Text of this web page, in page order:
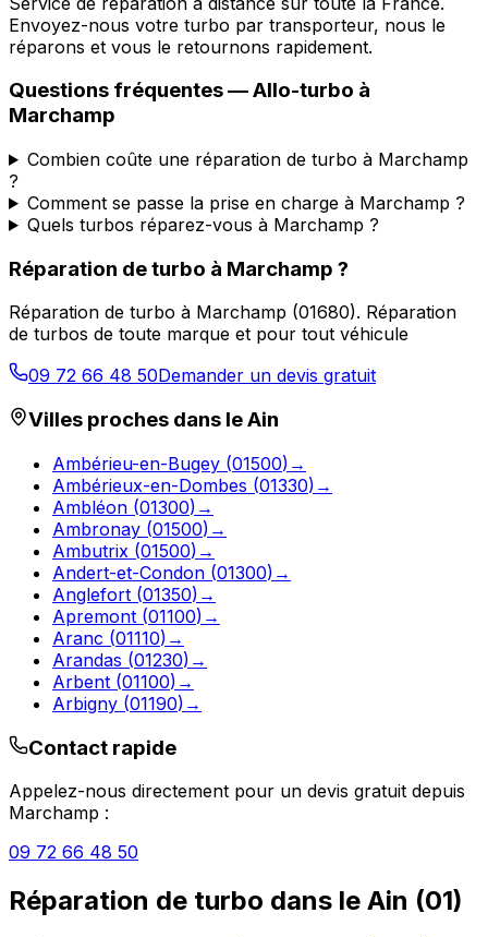
Envoyez-nous votre turbo par transporteur, nous le
réparons et vous le retournons rapidement.
Questions fréquentes —Allo-turbo à
Marchamp
Combien coûte une réparation de turbo à Marchamp
?
Comment se passe la prise en charge à Marchamp ?
Quels turbos réparez-vous à Marchamp ?
Réparation de turbo à Marchamp ?
Réparation de turbo à Marchamp (01680). Réparation
de turbos de toute marque et pour tout véhicule
09 72 66 48 50Demander un devis gratuit
Villes proches dans leAin
Ambérieu-en-Bugey (01500) →
Ambérieux-en-Dombes (01330) →
Ambléon (01300) →
Ambronay (01500) →
Ambutrix (01500) →
Andert-et-Condon (01300) →
Anglefort (01350) →
Apremont (01100) →
Aranc (01110) →
Arandas (01230) →
Arbent (01100) →
Arbigny (01190) →
Contact rapide
Appelez-nous directement pour un devis gratuit depuis
Marchamp :
09 72 66 48 50
Réparation de turbo dans le Ain (01)